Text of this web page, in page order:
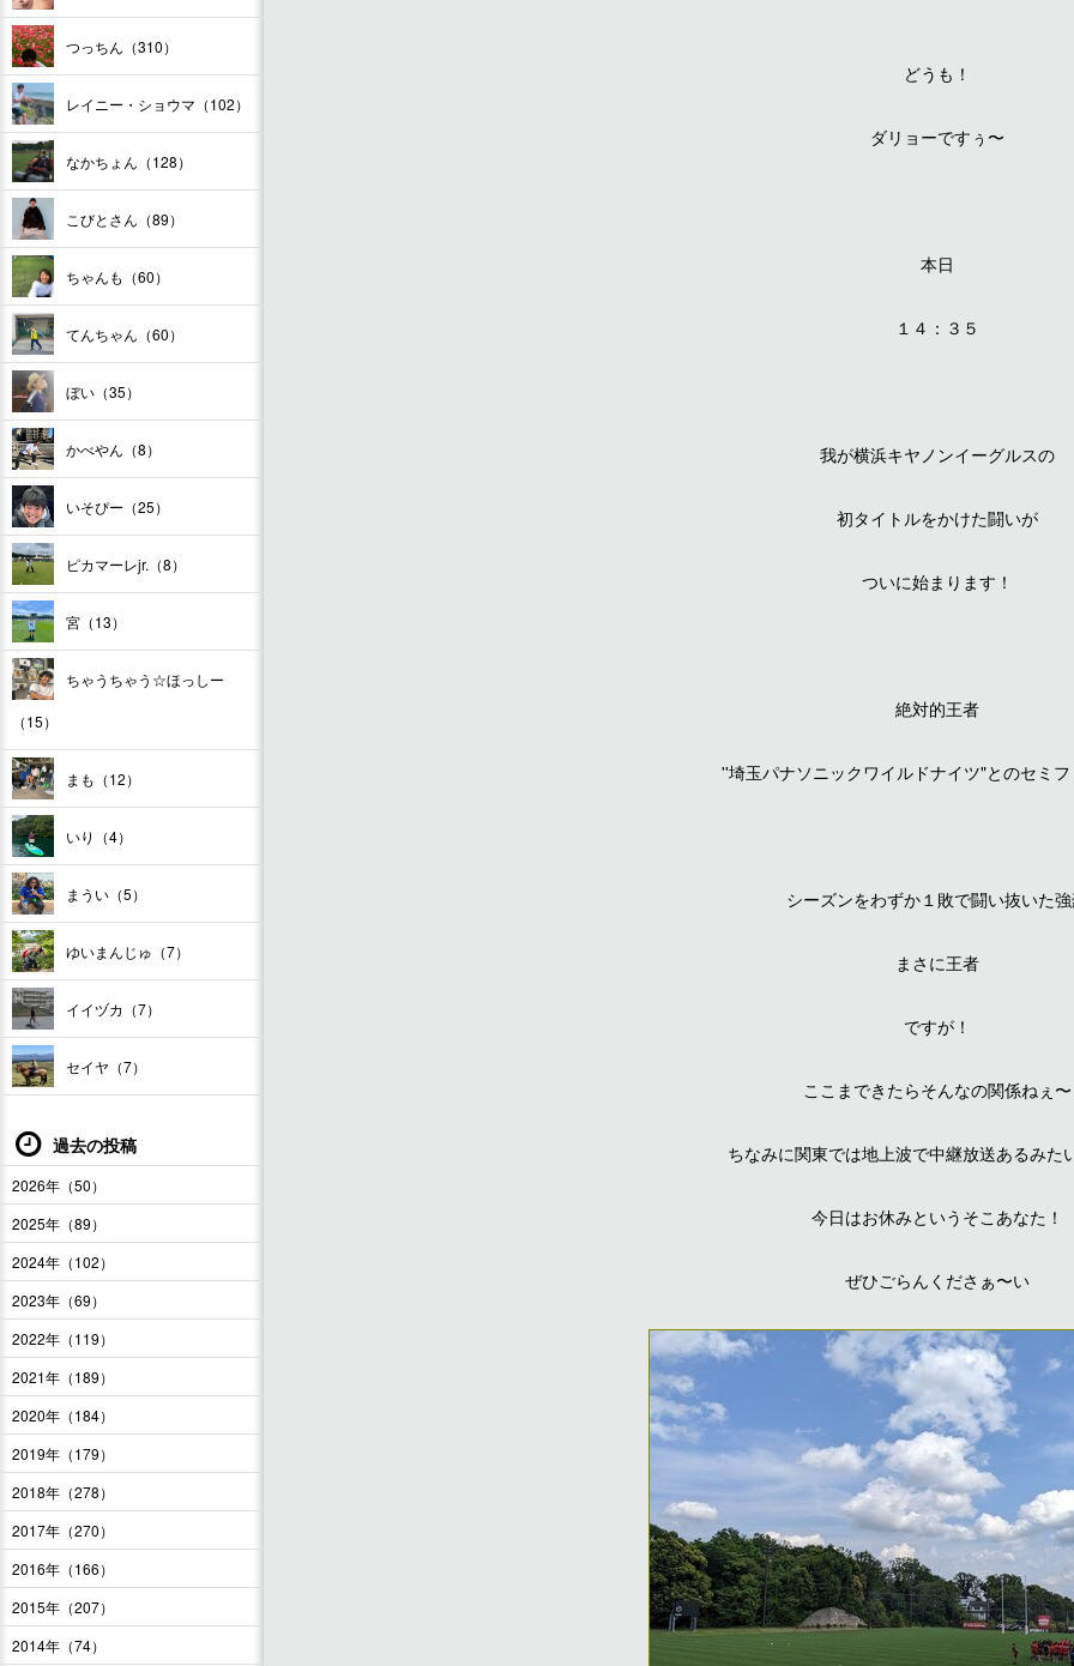
どうも！
ダリョーですぅ〜
本日
１４：３５
我が横浜キヤノンイーグルスの
初タイトルをかけた闘いが
ついに始まります！
絶対的王者
''埼玉パナソニックワイルドナイツ"とのセミフ
シーズンをわずか１敗で闘い抜いた
まさに王者
ですが！
ここまできたらそんなの関係ねぇ〜
ちなみに関東では地上波で中継放送あるみた
今日はお休みというそこあなた！
ぜひごらんくださぁ〜い
つっちん（310）
レイニー・ショウマ（102）
なかちょん（128）
こびとさん（89）
ちゃんも（60）
てんちゃん（60）
ぼい（35）
かべやん（8）
いそぴー（25）
ピカマーレjr.（8）
宮（13）
ちゃうちゃう☆ほっしー
（15）
まも（12）
いり（4）
まうい（5）
ゆいまんじゅ（7）
イイヅカ（7）
セイヤ（7）
過去の投稿
2026年（50）
2025年（89）
2024年（102）
2023年（69）
2022年（119）
2021年（189）
2020年（184）
2019年（179）
2018年（278）
2017年（270）
2016年（166）
2015年（207）
2014年（74）